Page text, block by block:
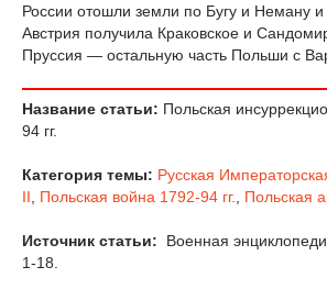
России отошли земли по Бугу и Неману
Австрия получила Краковское и
Пруссия — остальную часть Польши с
Название статьи: Польская
94 гг.
Категория темы: Русская
II, Польская война 1792-94 гг., Польская
Источник статьи:
Военная
1-18.